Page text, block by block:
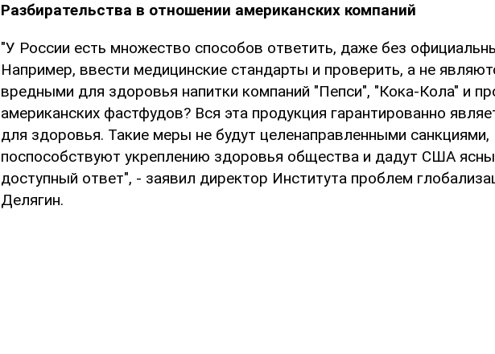
Разбирательства в отношении американских компаний
"У России есть множество способов ответить, даже без
Например, ввести медицинские стандарты и проверить, а не
вредными для здоровья напитки компаний "Пепси", "Кока-Кола" и
американских фастфудов? Вся эта продукция гарантированно
для здоровья. Такие меры не будут целенаправленными санкциями,
поспособствуют укреплению здоровья общества и дадут США
доступный ответ", - заявил директор Института проблем
Делягин.